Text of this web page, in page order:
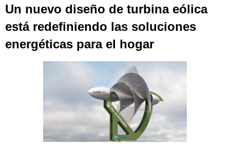
Un nuevo diseño de turbina eólica
está redefiniendo las soluciones
energéticas para el hogar